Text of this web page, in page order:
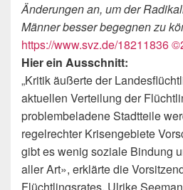
Änderungen an, um der
Männer besser begegnen zu
https://www.svz.de/18211836
Hier ein Ausschnitt:
„Kritik äußerte der
aktuellen Verteilung der
problembeladene Stadtteile
regelrechter Krisengebiete
gibt es wenig soziale Bindung
aller Art», erklärte die